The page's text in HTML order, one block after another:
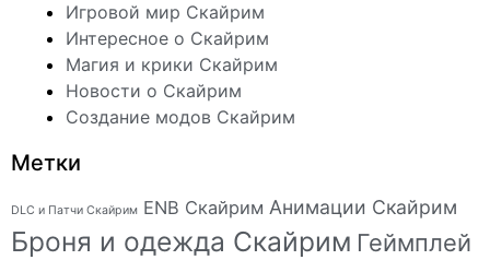
Игровой мир Скайрим
Интересное о Скайрим
Магия и крики Скайрим
Новости о Скайрим
Создание модов Скайрим
Метки
DLC и Патчи Скайрим ENB Скайрим Анимации Скайрим
Броня и одежда Скайрим Геймплей